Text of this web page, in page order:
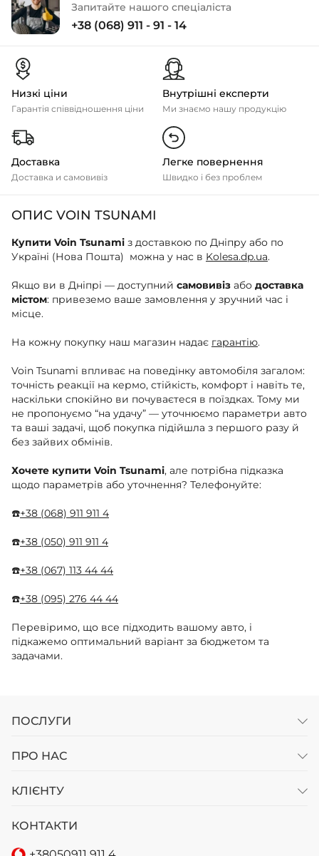
- Калинова
Запитайте нашого спеціаліста
+38 (068) 911 - 91 - 14
Низкі ціни
Гарантія співвідношення ціни
Внутрішні експерти
Ми знаємо нашу продукцію
Доставка
Доставка и самовивіз
Легке повернення
Швидко і без проблем
ОПИС VOIN TSUNAMI
Купити Voin Tsunami з доставкою по Дніпру або по
Україні (Нова Пошта) можна у нас в Kolesa.dp.ua.
Якщо ви в Дніпрі — доступний самовивіз або доставка
містом: привеземо ваше замовлення у зручний час і
місце.
На кожну покупку наш магазин надає гарантію.
Voin Tsunami впливає на поведінку автомобіля загалом:
точність реакції на кермо, стійкість, комфорт і навіть те,
наскільки спокійно ви почуваєтеся в поїздках. Тому ми
не пропонуємо “на удачу” — уточнюємо параметри авто
та ваші задачі, щоб покупка підійшла з першого разу й
без зайвих обмінів.
Хочете купити Voin Tsunami, але потрібна підказка
щодо параметрів або уточнення? Телефонуйте:
☎️+38 (068) 911 911 4
☎️+38 (050) 911 911 4
☎️+38 (067) 113 44 44
☎️+38 (095) 276 44 44
Перевіримо, що все підходить вашому авто, і
підкажемо оптимальний варіант за бюджетом та
задачами.
ПОСЛУГИ
ПРО НАС
КЛІЄНТУ
КОНТАКТИ